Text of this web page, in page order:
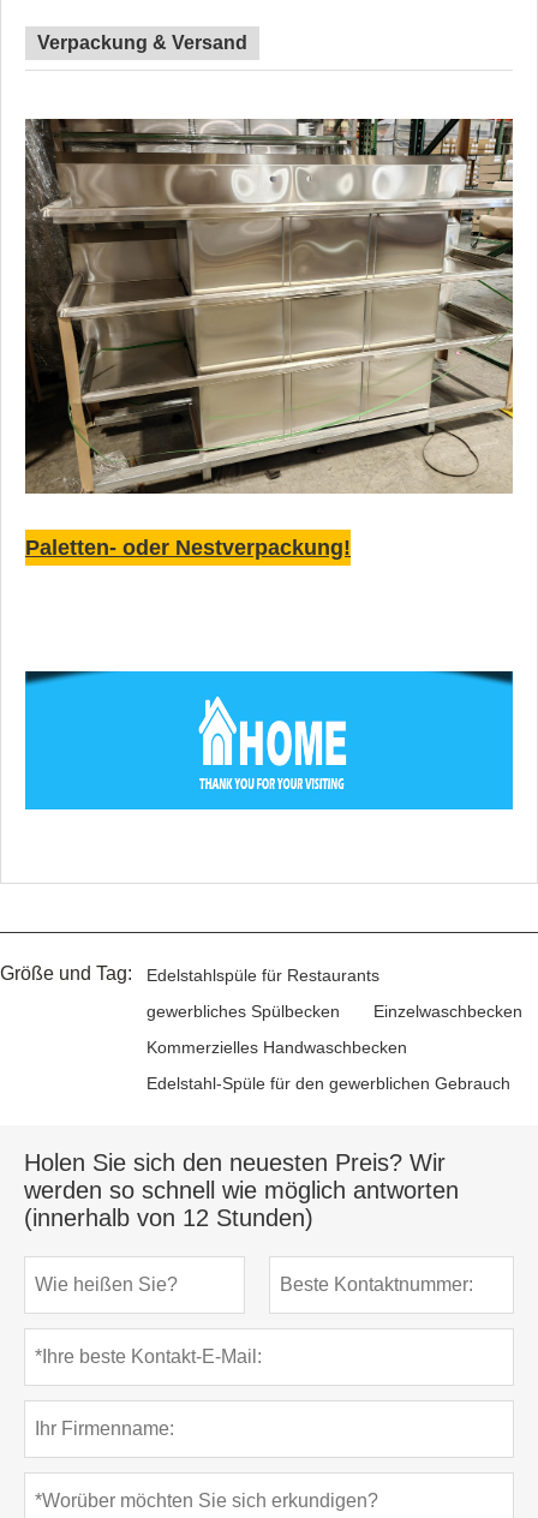
Verpackung & Versand
Paletten- oder Nestverpackung!
Größe und Tag:
Edelstahlspüle für Restaurants
gewerbliches Spülbecken
Einzelwaschbecken
Kommerzielles Handwaschbecken
Edelstahl-Spüle für den gewerblichen Gebrauch
Holen Sie sich den neuesten Preis? Wir
werden so schnell wie möglich antworten
(innerhalb von 12 Stunden)